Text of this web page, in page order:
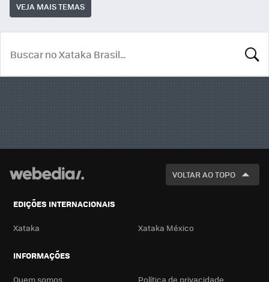
VEJA MAIS TEMAS
VOLTAR AO TOPO
EDIÇÕES INTERNACIONAIS
Xataka Xataka México
INFORMAÇÕES
Quem somos Política de privacidade